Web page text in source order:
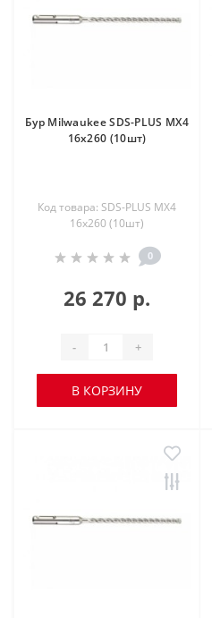
Бур Milwaukee SDS-PLUS MX4
16х260 (10шт)
Код товара: SDS-PLUS MX4
16х260 (10шт)
0
26 270 р.
- +
В КОРЗИНУ